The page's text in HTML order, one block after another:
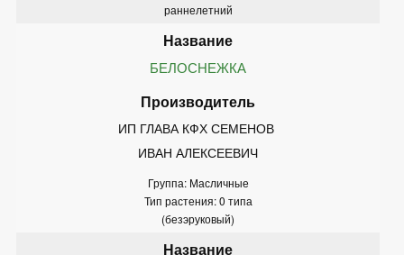
раннелетний
БЕЛОСНЕЖКА
ИП ГЛАВА КФХ СЕМЕНОВ
ИВАН АЛЕКСЕЕВИЧ
Группа: Масличные
Тип растения: 0 типа
(безэруковый)